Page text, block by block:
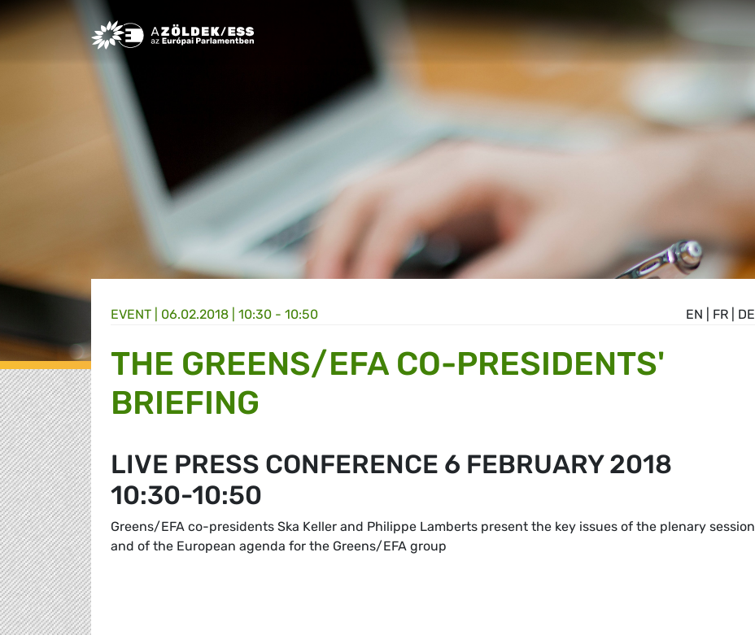
Greens/EFA Home
EN FR DE
EVENT | 06.02.2018 | 10:30 - 10:50
THE GREENS/EFA CO-PRESIDENTS'
BRIEFING
LIVE PRESS CONFERENCE 6 FEBRUARY 2018
10:30-10:50
Greens/EFA co-presidents Ska Keller and Philippe Lamberts present the key issues of the plenary session
and of the European agenda for the Greens/EFA group